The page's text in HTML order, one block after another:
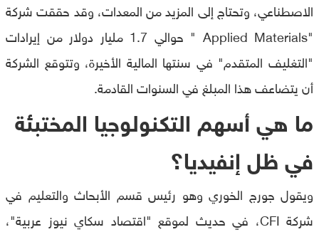
الاصطناعي، وتحتاج إلى المزيد من المعدات، وقد حققت شركة
"Applied Materials " حوالي 1.7 مليار دولار من إيرادات
"التغليف المتقدم" في سنتها المالية الأخيرة، وتتوقع الشركة
أن يتضاعف هذا المبلغ في السنوات القادمة.
ما هي أسهم التكنولوجيا المختبئة
في ظل إنفيديا؟
ويقول جورج الخوري وهو رئيس قسم الأبحاث والتعليم في
شركة CFI، في حديث لموقع "اقتصاد سكاي نيوز عربية"،